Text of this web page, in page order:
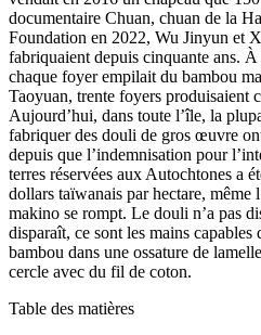
documentaire Chuan, chuan de la
Foundation en 2022, Wu Jinyun et
fabriquaient depuis cinquante ans.
chaque foyer empilait du bambou
Taoyuan, trente foyers produisaient
Aujourd’hui, dans toute l’île, la
fabriquer des douli de gros œuvre
depuis que l’indemnisation pour
terres réservées aux Autochtones a
dollars taïwanais par hectare, même
makino se rompt. Le douli n’a pas
disparaît, ce sont les mains capables
bambou dans une ossature de
cercle avec du fil de coton.
Table des matières